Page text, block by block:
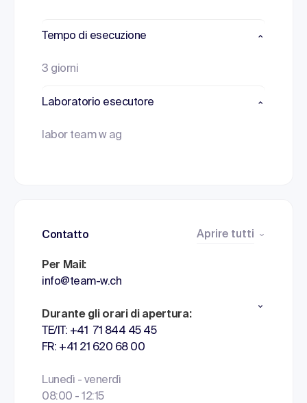
Tempo di esecuzione
3 giorni
Laboratorio esecutore
labor team w ag
Contatto Aprire tutti
Per Mail:
info@team-w.ch
Durante gli orari di apertura:
TE/IT: +41 71 844 45 45
FR: +41 21 620 68 00
Lunedì - venerdì
08:00 - 12:15